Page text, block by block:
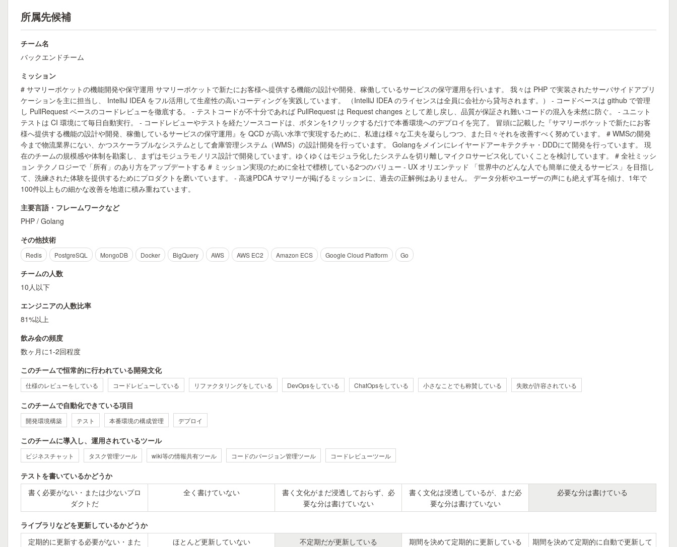
所属先候補
チーム名
バックエンドチーム
ミッション
# サマリーポケットの機能開発や保守運用 サマリーポケットで新たにお客様へ提供する機能の設計や開発、稼働しているサービスの保守運用を行います。 我々は PHP で実装されたサーバサイドアプリ
ケーションを主に担当し、 IntelliJ IDEA をフル活用して生産性の高いコーディングを実践しています。 （IntelliJ IDEA のライセンスは全員に会社から貸与されます。） - コードベースは github で管理
し PullRequest ベースのコードレビューを徹底する。 - テストコードが不十分であれば PullRequest は Request changes として差し戻し、品質が保証され難いコードの混入を未然に防ぐ。 - ユニット
テストは CI 環境にて毎日自動実行。 - コードレビューやテストを経たソースコードは、ボタンを1クリックするだけで本番環境へのデプロイを完了。 冒頭に記載した『サマリーポケットで新たにお客
様へ提供する機能の設計や開発、稼働しているサービスの保守運用』を QCD が高い水準で実現するために、私達は様々な工夫を凝らしつつ、また日々それを改善すべく努めています。 # WMSの開発
今まで物流業界にない、かつスケーラブルなシステムとして倉庫管理システム（WMS）の設計開発を行っています。 Golangをメインにレイヤードアーキテクチャ・DDDにて開発を行っています。 現
在のチームの規模感や体制を勘案し、まずはモジュラモノリス設計で開発しています。ゆくゆくはモジュラ化したシステムを切り離しマイクロサービス化していくことを検討しています。 # 全社ミッシ
ョン テクノロジーで「所有」のあり方をアップデートする # ミッション実現のために全社で標榜している2つのバリュー - UX オリエンテッド 「世界中のどんな人でも簡単に使えるサービス」を目指し
て、洗練された体験を提供するためにプロダクトを磨いています。 - 高速PDCA サマリーが掲げるミッションに、過去の正解例はありません。 データ分析やユーザーの声にも絶えず耳を傾け、1年で
100件以上もの細かな改善を地道に積み重ねています。
主要言語・フレームワークなど
PHP / Golang
その他技術
Redis PostgreSQL MongoDB Docker BigQuery AWS AWS EC2 Amazon ECS Google Cloud Platform Go
チームの人数
10人以下
エンジニアの人数比率
81%以上
飲み会の頻度
数ヶ月に1-2回程度
このチームで恒常的に行われている開発文化
仕様のレビューをしている コードレビューしている リファクタリングをしている DevOpsをしている ChatOpsをしている 小さなことでも称賛している 失敗が許容されている
このチームで自動化できている項目
開発環境構築 テスト 本番環境の構成管理 デプロイ
このチームに導入し、運用されているツール
ビジネスチャット タスク管理ツール wiki等の情報共有ツール コードのバージョン管理ツール コードレビューツール
テストを書いているかどうか
書く必要がない・または少ないプロ
ダクトだ
全く書けていない
書く文化がまだ浸透しておらず、必
要な分は書けていない
書く文化は浸透しているが、まだ必
要な分は書けていない
必要な分は書けている
ライブラリなどを更新しているかどうか
定期的に更新する必要がない・また
ほとんど更新していない 不定期だが更新している 期間を決めて定期的に更新している
期間を決めて定期的に自動で更新して